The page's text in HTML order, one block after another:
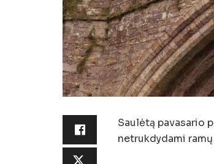
Saulėtą pavasario
netrukdydami